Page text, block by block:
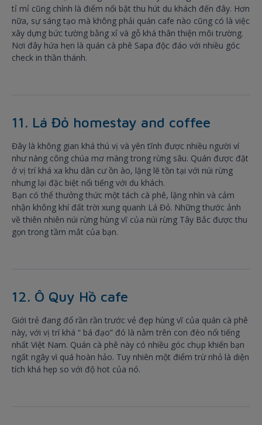
tỉ mỉ cũng chính là điểm nổi bật thu hút du khách đến đây. Hơn
nữa, sự sáng tạo mà không phải quán cafe nào cũng có là việc
xây dựng bức tường bằng xỉ và gỗ khá thân thiện môi trường.
Nơi đây hứa hẹn là quán cà phê Sapa độc đáo với nhiều góc
check in thần thánh.
11. Lá Đỏ homestay and coffee
Đây là không gian khá thú vị và yên tĩnh được nhiều người ví
như nàng công chúa mơ màng trong rừng sâu. Quán được đặt
ở vị trí khá xa khu dân cư ồn ào, lặng lẽ tồn tại với núi rừng
nhưng lại đặc biệt nổi tiếng với du khách.
Bạn có thể thưởng thức một tách cà phê, lặng nhìn và cảm
nhận không khí đất trời xung quanh Lá Đỏ. Những thước ảnh
về thiên nhiên núi rừng hùng vĩ của núi rừng Tây Bắc được thu
gọn trong tầm mắt của bạn.
12. Ô Quy Hồ cafe
Giới trẻ đang đổ rần rần trước vẻ đẹp hùng vĩ của quán cà phê
này, với vị trí khá “ bá đạo” đó là nằm trên con đèo nổi tiếng
nhất Việt Nam. Quán cà phê này có nhiều góc chụp khiến bạn
ngất ngây vì quá hoàn hảo. Tuy nhiên một điểm trừ nhỏ là diện
tích khá hẹp so với độ hot của nó.